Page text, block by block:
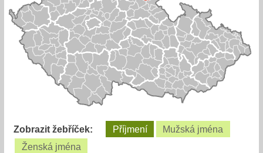
Zobrazit žebříček: Příjmení
Mužská jména
Ženská jména